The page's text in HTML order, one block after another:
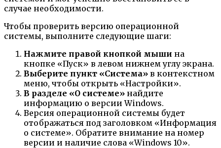
случае необходимости.
Чтобы проверить версию операционной
системы, выполните следующие шаги:
Нажмите правой кнопкой мыши на
кнопке «Пуск» в левом нижнем углу экрана.
Выберите пункт «Система» в контекстном
меню, чтобы открыть «Настройки».
В разделе «О системе» найдите
информацию о версии Windows.
Версия операционной системы будет
отображаться под заголовком «Информация
о системе». Обратите внимание на номер
версии и наличие слова «Windows 10».